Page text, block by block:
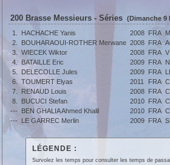
200 Brasse Messieurs - Séries (Dimanche 9
1.
HACHACHE Yanis 2008 FRA
2.
BOUHARAOUI-ROTHER Merwane 2008 FRA
3.
WIECEK Wiktor 2008 FRA
4.
BATAILLE Eric 2009 FRA
5.
DELECOLLE Jules 2009 FRA
6. TOUMERT Elyas 2011 FRA
7.
RENAUD Louis 2008 FRA
8.
BUCUCI Stefan 2010 FRA
---
BEN GHALIA Ahmed Khalil 2010 FRA
---
LE GARREC Merlin 2009 FRA
LÉGENDE :
Survolez les temps pour consulter les temps de